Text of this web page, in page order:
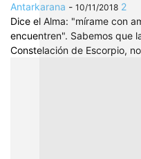
Antarkarana - 10/11/2018 2
Dice el Alma: "mírame con
encuentren". Sabemos que
Constelación de Escorpio,